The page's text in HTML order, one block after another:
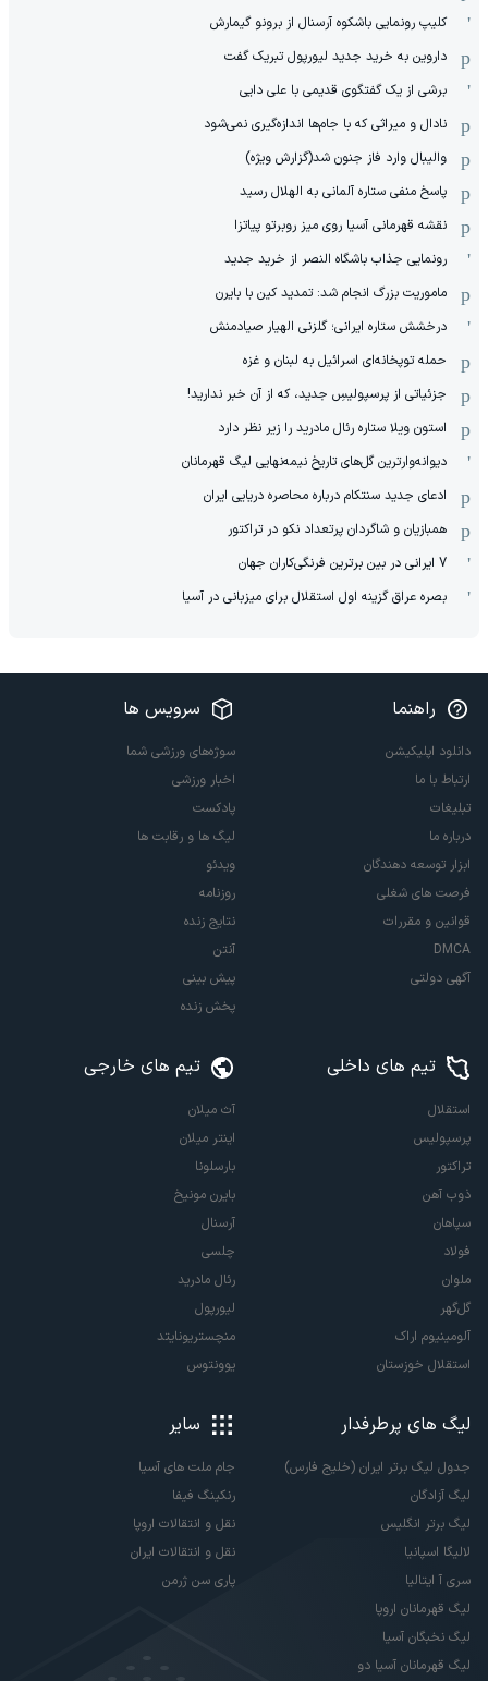
کلیپ رونمایی باشکوه آرسنال از برونو گیمارش
داروین به خرید جدید لیورپول تبریک گفت
برشی از یک گفتگوی قدیمی با علی دایی
نادال و میراثی که با جام‌ها اندازه‌گیری نمی‌شود
والیبال وارد فاز جنون شد(گزارش ویژه)
پاسخ منفی ستاره آلمانی به الهلال رسید
نقشه قهرمانی آسیا روی میز روبرتو پیاتزا
رونمایی جذاب باشگاه النصر از خرید جدید
ماموریت بزرگ انجام شد: تمدید کین با بایرن
درخشش ستاره ایرانی؛ گلزنی الهیار صیادمنش
حمله توپخانه‌ای اسرائیل به لبنان و غزه
جزئیاتی از پرسپولیسِ جدید، که از آن ‌خبر ندارید!
استون ویلا ستاره رئال مادرید را زیر نظر دارد
دیوانه‌وارترین گل‌های تاریخ نیمه‌نهایی لیگ قهرمانان
ادعای جدید سنتکام درباره محاصره دریایی ایران
همبازیان و شاگردان پرتعداد نکو در تراکتور
7 ایرانی در بین برترین فرنگی‌کاران جهان
بصره عراق گزینه اول استقلال برای میزبانی در آسیا
راهنما
دانلود اپلیکیشن
ارتباط با ما
تبلیغات
درباره ما
ابزار توسعه دهندگان
فرصت های شغلی
قوانین و مقررات
DMCA
آگهی دولتی
سرویس ها
سوژه‌های ورزشی شما
اخبار ورزشی
پادکست
لیگ ها و رقابت ها
ویدئو
روزنامه
نتایج زنده
آنتن
پیش بینی
پخش زنده
تیم های داخلی
استقلال
پرسپولیس
تراکتور
ذوب آهن
سپاهان
فولاد
ملوان
گل‌گهر
آلومینیوم اراک
استقلال خوزستان
تیم های خارجی
آث میلان
اینتر میلان
بارسلونا
بایرن مونیخ
آرسنال
چلسی
رئال مادرید
لیورپول
منچستریونایتد
یوونتوس
لیگ های پرطرفدار
جدول لیگ برتر ایران (خلیج فارس)
لیگ آزادگان
لیگ برتر انگلیس
لالیگا اسپانیا
سری آ ایتالیا
لیگ قهرمانان اروپا
لیگ نخبگان آسیا
لیگ قهرمانان آسیا دو
سایر
جام ملت های آسیا
رنکینگ فیفا
نقل و انتقالات اروپا
نقل و انتقالات ایران
پاری سن ژرمن